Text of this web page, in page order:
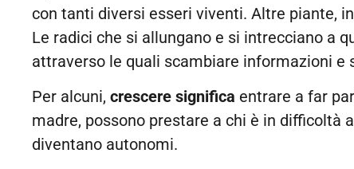
con tanti diversi esseri viventi. Altre piante,
Le radici che si allungano e si intrecciano a
attraverso le quali scambiare informazioni e
Per alcuni, crescere significa entrare a far
madre, possono prestare a chi è in difficoltà
diventano autonomi.